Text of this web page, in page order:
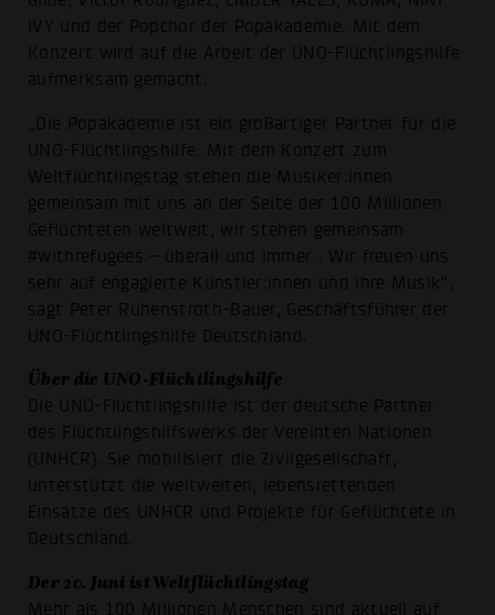
IVY und der Popchor der Popakademie. Mit dem
Konzert wird auf die Arbeit der UNO-Flüchtlingshilfe
aufmerksam gemacht.
„Die Popakademie ist ein großartiger Partner für die
UNO-Flüchtlingshilfe. Mit dem Konzert zum
Weltflüchtlingstag stehen die Musiker:innen
gemeinsam mit uns an der Seite der 100 Millionen
Geflüchteten weltweit, wir stehen gemeinsam
#withrefugees – überall und immer . Wir freuen uns
sehr auf engagierte Künstler:innen und ihre Musik“,
sagt Peter Ruhenstroth-Bauer, Geschäftsführer der
UNO-Flüchtlingshilfe Deutschland.
Über die UNO-Flüchtlingshilfe
Die UNO-Flüchtlingshilfe ist der deutsche Partner
des Flüchtlingshilfswerks der Vereinten Nationen
(UNHCR). Sie mobilisiert die Zivilgesellschaft,
unterstützt die weltweiten, lebensrettenden
Einsätze des UNHCR und Projekte für Geflüchtete in
Deutschland.
Der 20. Juni ist Weltflüchtlingstag
Mehr als 100 Millionen Menschen sind aktuell auf